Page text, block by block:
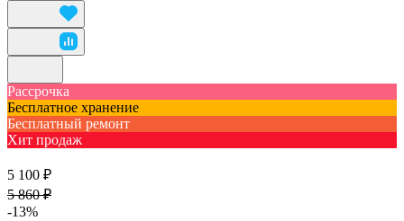
Рассрочка
Бесплатное хранение
Бесплатный ремонт
Хит продаж
5 100 ₽
5 860 ₽
-13%